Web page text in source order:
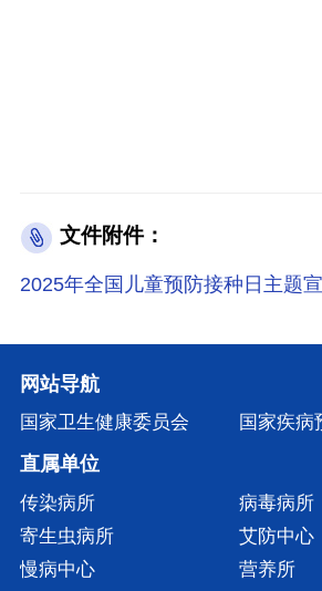
文件附件：
2025年全国儿童预防接种日主题
网站导航
国家卫生健康委员会 国家疾病
直属单位
传染病所
病毒病所
寄生虫病所
艾防中心
慢病中心
营养所